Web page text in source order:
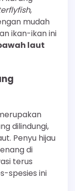
,
mudah
ikan-ikan ini
laut
dilindungi,
Penyu hijau
di
terus
spesies ini